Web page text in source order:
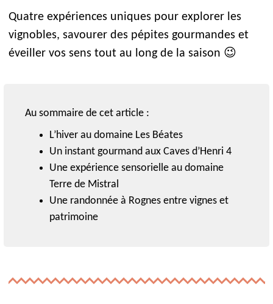
Quatre expériences uniques pour explorer les
vignobles, savourer des pépites gourmandes et
éveiller vos sens tout au long de la saison 😉
Au sommaire de cet article :
L’hiver au domaine Les Béates
Un instant gourmand aux Caves d’Henri 4
Une expérience sensorielle au domaine
Terre de Mistral
Une randonnée à Rognes entre vignes et
patrimoine